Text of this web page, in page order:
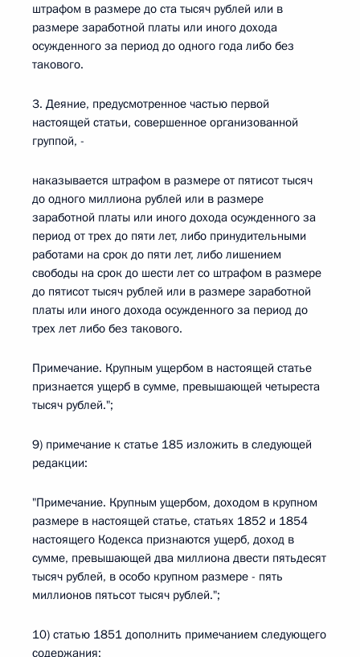
штрафом в размере до ста тысяч рублей или в
размере заработной платы или иного дохода
осужденного за период до одного года либо без
такового.
3. Деяние, предусмотренное частью первой
настоящей статьи, совершенное организованной
группой, -
наказывается штрафом в размере от пятисот тысяч
до одного миллиона рублей или в размере
заработной платы или иного дохода осужденного за
период от трех до пяти лет, либо принудительными
работами на срок до пяти лет, либо лишением
свободы на срок до шести лет со штрафом в размере
до пятисот тысяч рублей или в размере заработной
платы или иного дохода осужденного за период до
трех лет либо без такового.
Примечание. Крупным ущербом в настоящей статье
признается ущерб в сумме, превышающей четыреста
тысяч рублей.";
9) примечание к статье 185 изложить в следующей
редакции:
"Примечание. Крупным ущербом, доходом в крупном
размере в настоящей статье, статьях 1852 и 1854
настоящего Кодекса признаются ущерб, доход в
сумме, превышающей два миллиона двести пятьдесят
тысяч рублей, в особо крупном размере - пять
миллионов пятьсот тысяч рублей.";
10) статью 1851 дополнить примечанием следующего
содержания: